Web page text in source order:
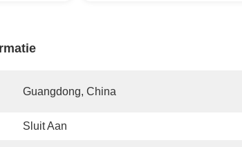
Guangdong, China
Sluit Aan